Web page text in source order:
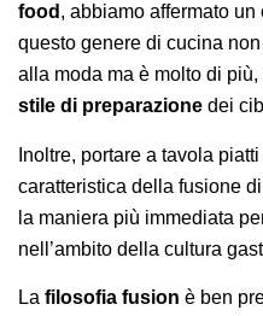
food , abbiamo affermato
questo genere di cucina
alla moda ma è molto di
stile di preparazione dei
Inoltre, portare a tavola
caratteristica della fusione
la maniera più immediata
nell’ambito della cultura
La filosofia fusion è ben